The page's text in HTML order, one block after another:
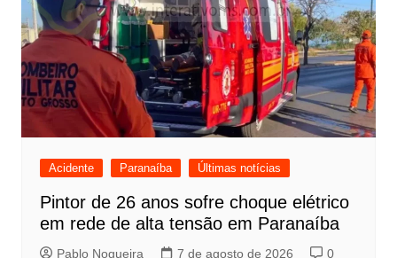
Acidente Paranaíba Últimas notícias
Pintor de 26 anos sofre choque elétrico
em rede de alta tensão em Paranaíba
Pablo Nogueira 7 de agosto de 2026 0